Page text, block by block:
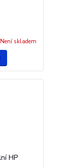
Není skladem